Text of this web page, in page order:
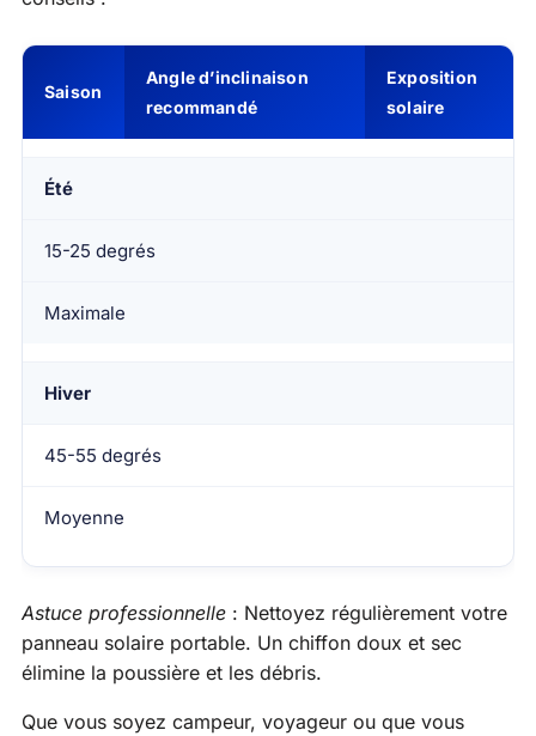
Saison
Angle d’inclinaison
recommandé
Exposition
solaire
Été
15-25 degrés
Maximale
Hiver
45-55 degrés
Moyenne
Astuce professionnelle : Nettoyez régulièrement votre
panneau solaire portable. Un chiffon doux et sec
élimine la poussière et les débris.
Que vous soyez campeur, voyageur ou que vous